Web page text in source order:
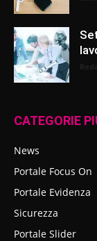
CATEGORIE
News
Portale Focus On
Portale Evidenza
Sicurezza
Portale Slider